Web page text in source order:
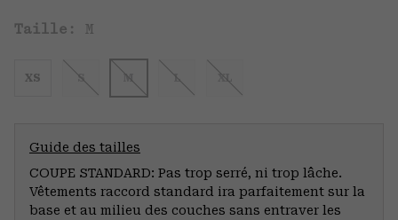
Taille: M
XS S M L XL
Guide des tailles
COUPE STANDARD: Pas trop serré, ni trop lâche.
Vêtements raccord standard ira parfaitement sur la
base et au milieu des couches sans entraver les